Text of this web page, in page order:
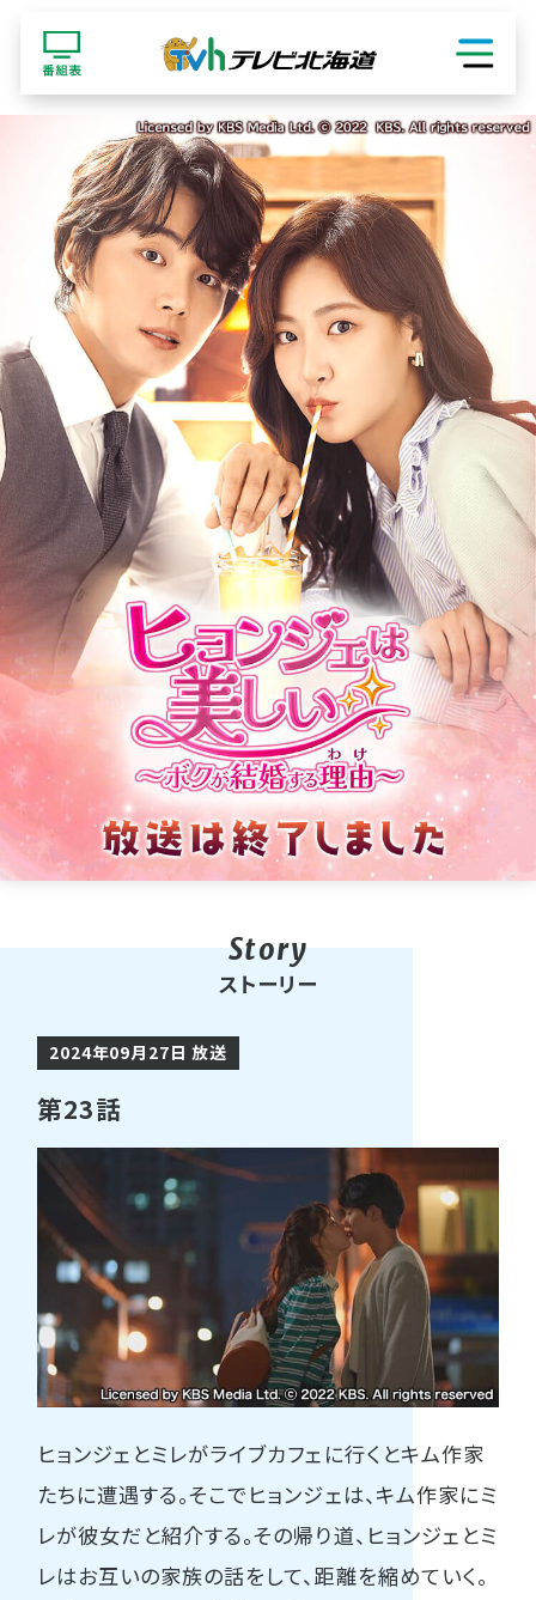
ストーリー
2024年09月27日 放送
第23話
ヒョンジェとミレがライブカフェに行くとキム作家
たちに遭遇する。そこでヒョンジェは、キム作家にミ
レが彼女だと紹介する。その帰り道、ヒョンジェとミ
レはお互いの家族の話をして、距離を縮めていく。